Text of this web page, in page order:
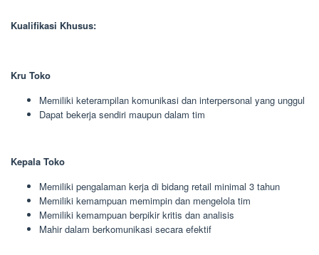
Kualifikasi Khusus:
Kru Toko
Memiliki keterampilan komunikasi dan interpersonal yang unggul
Dapat bekerja sendiri maupun dalam tim
Kepala Toko
Memiliki pengalaman kerja di bidang retail minimal 3 tahun
Memiliki kemampuan memimpin dan mengelola tim
Memiliki kemampuan berpikir kritis dan analisis
Mahir dalam berkomunikasi secara efektif